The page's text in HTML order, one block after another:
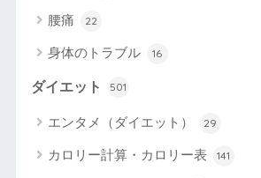
腰痛 22
身体のトラブル 16
ダイエット 501
エンタメ（ダイエット） 29
カロリー計算・カロリー表 141